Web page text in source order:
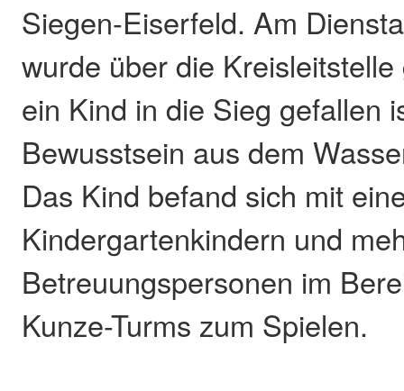
Siegen-Eiserfeld. Am
wurde über die
ein Kind in die Sieg gefallen
Bewusstsein aus dem
Das Kind befand sich mit
Kindergartenkindern und
Betreuungspersonen im
Kunze-Turms zum Spielen.